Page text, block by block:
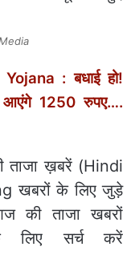
: बधाई हो!
आएंगे 1250 रुपए….
ताजा ख़बरें (Hindi
खबरों के लिए जुड़े
की ताजा खबरों
लिए सर्च करें